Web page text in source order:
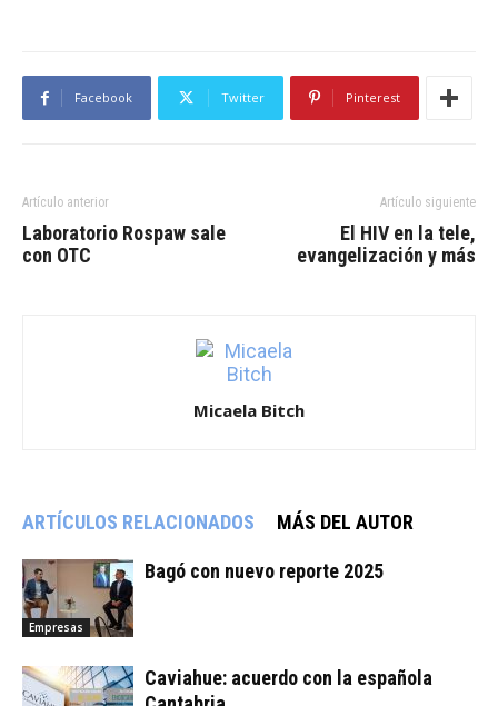
Facebook Twitter Pinterest
Artículo anterior
Laboratorio Rospaw sale
con OTC
Artículo siguiente
El HIV en la tele,
evangelización y más
Micaela Bitch
ARTÍCULOS RELACIONADOS MÁS DEL AUTOR
Empresas
Bagó con nuevo reporte 2025
Caviahue: acuerdo con la española